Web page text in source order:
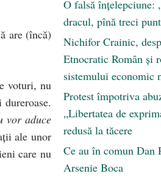
are (încă)
voturi, nu
vor aduce
ale unor
care nu
O falsă înțelepciune:
dracul, pînă treci
Nichifor Crainic,
Etnocratic Român şi
sistemului economic
Protest împotriva
„Libertatea de
redusă la tăcere
Ce au în comun Dan
Arsenie Boca